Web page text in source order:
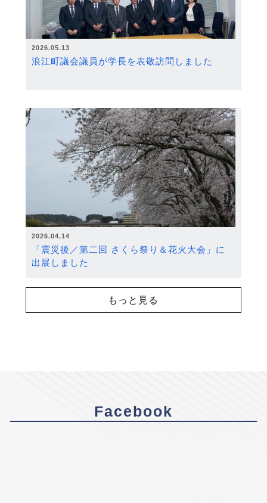
2026.05.13
浪江町議会議員が学長を表敬訪問しました
2026.04.14
「震災後／第二回 さくら祭り＆花火大会」に
出展しました
もっと見る
Facebook